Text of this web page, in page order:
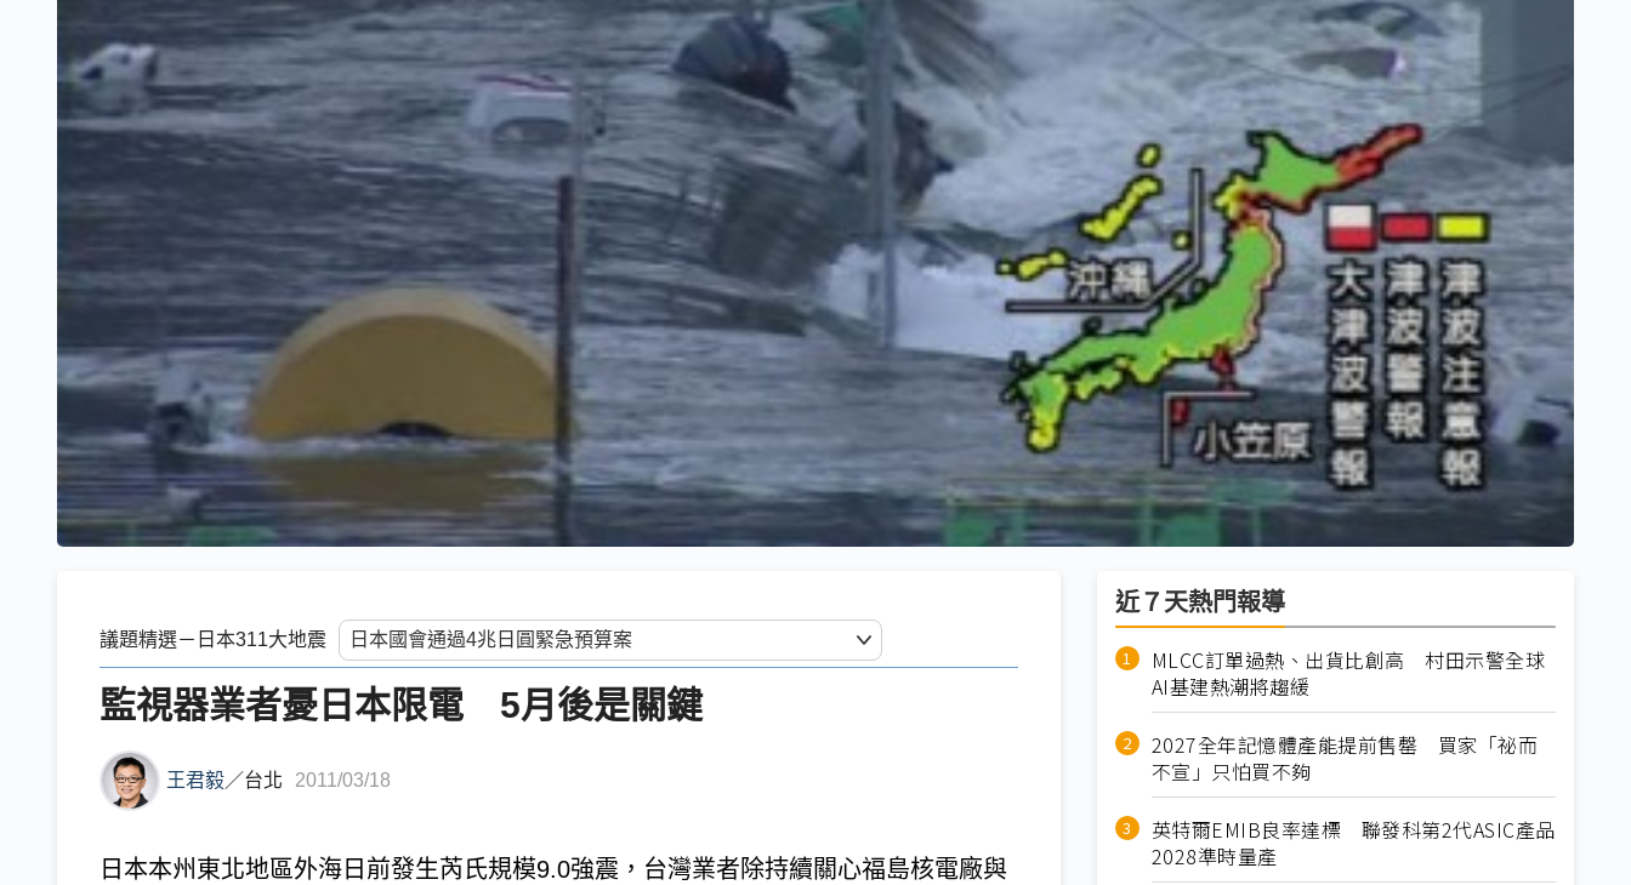
議題精選－日本311大地震
監視器業者憂日本限電 5月後是關鍵
王君毅／台北 2011/03/18
日本本州東北地區外海日前發生芮氏規模9.0強震，台灣業者除持續關心福島核電廠與
近７天熱門報導
MLCC訂單過熱、出貨比創高 村田示警全球
AI基建熱潮將趨緩
2027全年記憶體產能提前售罄 買家「祕而
不宣」只怕買不夠
英特爾EMIB良率達標 聯發科第2代ASIC產品
2028準時量產